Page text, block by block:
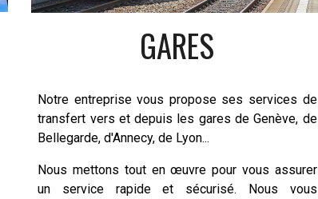
GARES
Notre entreprise vous propose ses services de
transfert vers et depuis les gares de Genève, de
Bellegarde, d'Annecy, de Lyon...
Nous mettons tout en œuvre pour vous assurer
un service rapide et sécurisé. Nous vous